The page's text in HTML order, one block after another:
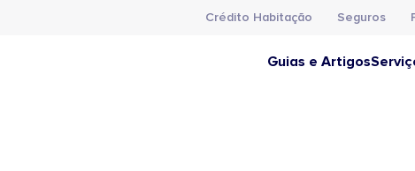
Crédito Habitação Seguros
Guias e Artigos